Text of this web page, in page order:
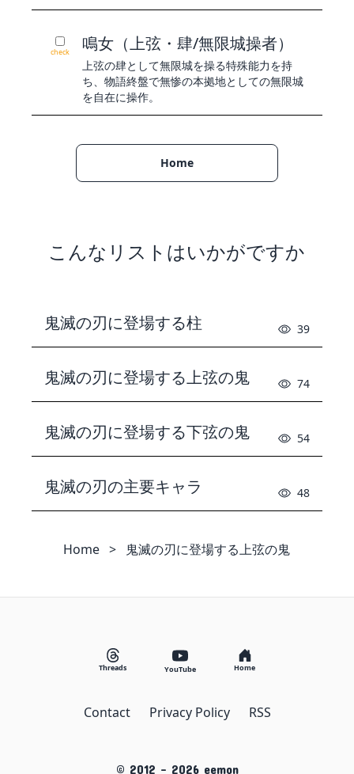
check 鳴女（上弦・肆/無限城操者）
上弦の肆として無限城を操る特殊能力を持
ち、物語終盤で無惨の本拠地としての無限城
を自在に操作。
Home
こんなリストはいかがですか
鬼滅の刃に登場する柱 39
鬼滅の刃に登場する上弦の鬼 74
鬼滅の刃に登場する下弦の鬼 54
鬼滅の刃の主要キャラ 48
Home > 鬼滅の刃に登場する上弦の鬼
Threads YouTube Home
Contact Privacy Policy RSS
© 2012 - 2026eemon